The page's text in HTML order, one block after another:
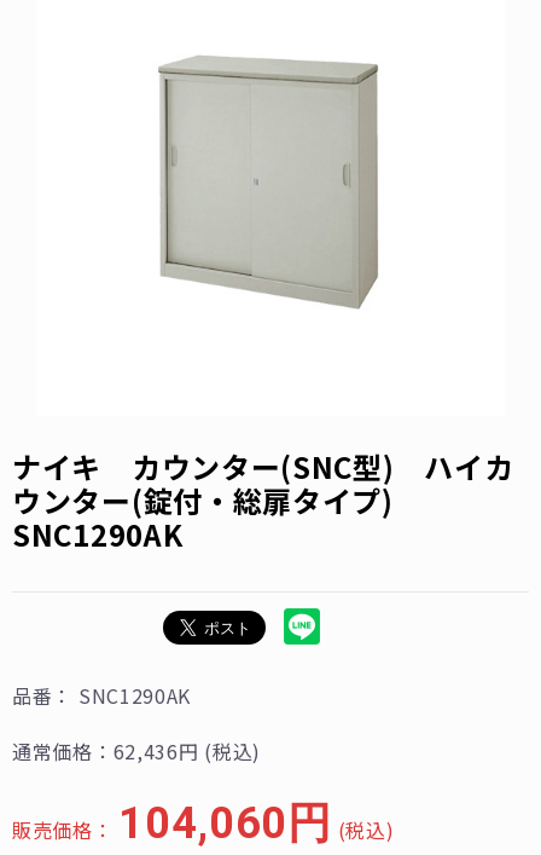
ナイキ カウンター(SNC型) ハイカ
ウンター(錠付・総扉タイプ)
SNC1290AK
品番： SNC1290AK
通常価格： 62,436円 (税込)
販売価格： 104,060円 (税込)